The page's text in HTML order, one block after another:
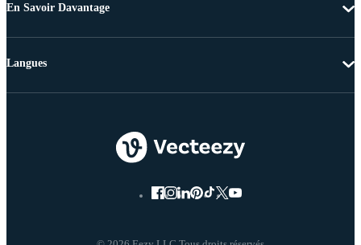
En Savoir Davantage
Langues